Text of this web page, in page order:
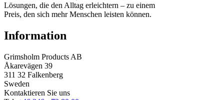
Lösungen, die den Alltag erleichtern – zu einem
Preis, den sich mehr Menschen leisten können.
Information
Grimsholm Products AB
Åkarevägen 39
311 32 Falkenberg
Sweden
Kontaktieren Sie uns